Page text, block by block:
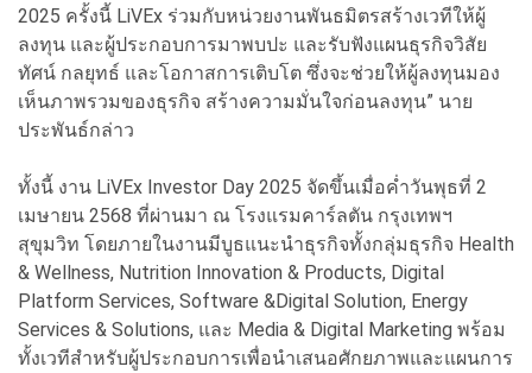
2025 ครั้งนี้ LiVEx ร่วมกับหน่วยงานพันธมิตรสร้างเวทีให้ผู้
ลงทุน และผู้ประกอบการมาพบปะ และรับฟังแผนธุรกิจวิสัย
ทัศน์ กลยุทธ์ และโอกาสการเติบโต ซึ่งจะช่วยให้ผู้ลงทุนมอง
เห็นภาพรวมของธุรกิจ สร้างความมั่นใจก่อนลงทุน” นาย
ประพันธ์กล่าว
ทั้งนี้ งาน LiVEx Investor Day 2025 จัดขึ้นเมื่อค่ำวันพุธที่ 2
เมษายน 2568 ที่ผ่านมา ณ โรงแรมคาร์ลตัน กรุงเทพฯ
สุขุมวิท โดยภายในงานมีบูธแนะนำธุรกิจทั้งกลุ่มธุรกิจ Health
& Wellness, Nutrition Innovation & Products, Digital
Platform Services, Software &Digital Solution, Energy
Services & Solutions, และ Media & Digital Marketing พร้อม
ทั้งเวทีสำหรับผู้ประกอบการเพื่อนำเสนอศักยภาพและแผนการ